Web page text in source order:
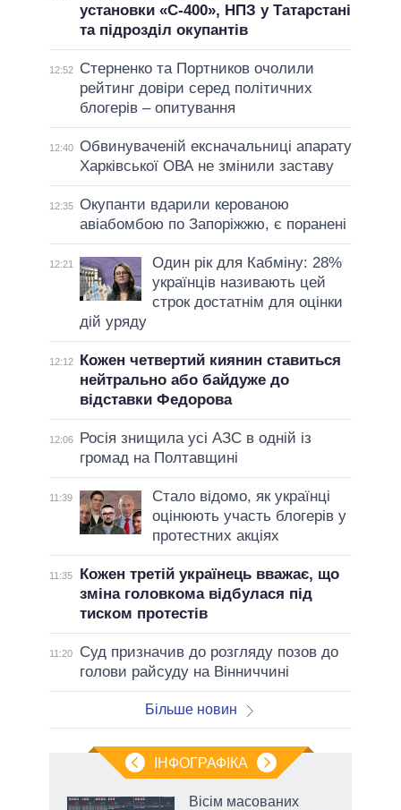
установки «С-400», НПЗ у Татарстані
та підрозділ окупантів
12:52
Стерненко та Портников очолили
рейтинг довіри серед політичних
блогерів – опитування
12:40 Обвинуваченій ексначальниці апарату
Харківської ОВА не змінили заставу
12:35 Окупанти вдарили керованою
авіабомбою по Запоріжжю, є поранені
12:21
Один рік для Кабміну: 28%
українців називають цей
строк достатнім для оцінки
дій уряду
12:12
Кожен четвертий киянин ставиться
нейтрально або байдуже до
відставки Федорова
12:06
Росія знищила усі АЗС в одній із
громад на Полтавщині
11:39
Стало відомо, як українці
оцінюють участь блогерів у
протестних акціях
11:35
Кожен третій українець вважає, що
зміна головкома відбулася під
тиском протестів
11:20
Суд призначив до розгляду позов до
голови райсуду на Вінниччині
Більше новин
ІНФОГРАФІКА
Вісім масованих